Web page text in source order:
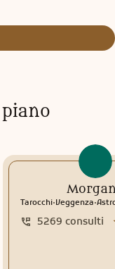
Tarocchi.Veggenza.
5269 consulti